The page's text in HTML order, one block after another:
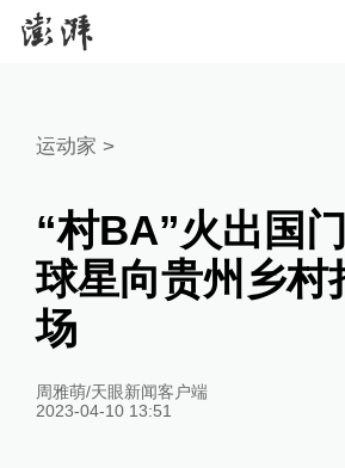
运动家 >
“村BA”火出国
球星向贵州乡村
场
周雅萌/天眼新闻客户端
2023-04-10 13:51